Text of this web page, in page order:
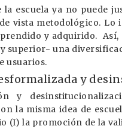
la escuela ya no puede
vista metodológico.
y adquirido.
superior- una
usuarios.
y
y
la misma idea de
(I) la promoción de la